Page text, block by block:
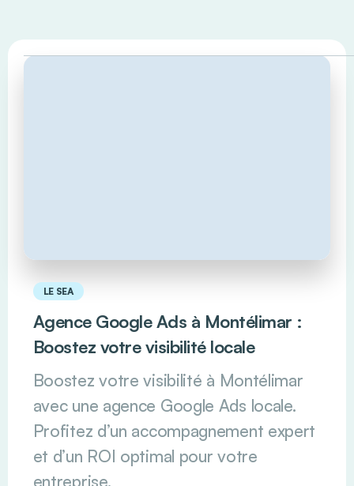
LE SEA
Agence Google Ads à Montélimar :
Boostez votre visibilité locale
Boostez votre visibilité à Montélimar
avec une agence Google Ads locale.
Profitez d’un accompagnement expert
et d’un ROI optimal pour votre
entreprise.